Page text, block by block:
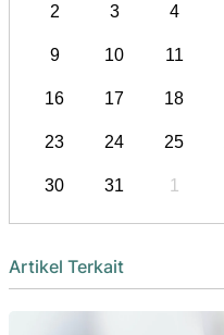
2 3 4
9 10 11
16 17 18
23 24 25
30 31 1
Artikel Terkait